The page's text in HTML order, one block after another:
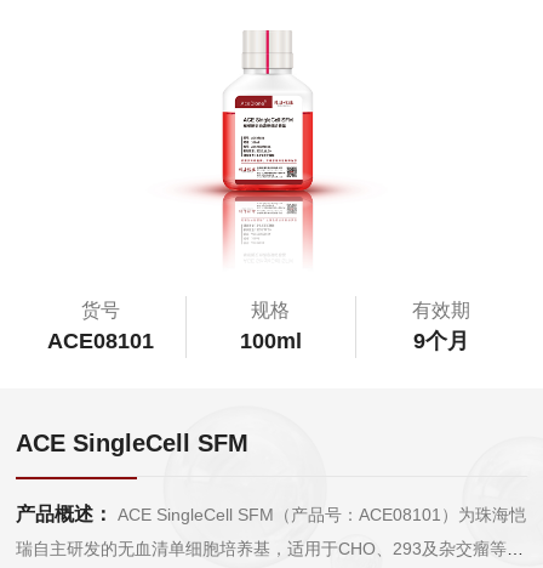
货号
ACE08101
规格
100ml
有效期
9个月
ACE SingleCell SFM
产品概述：
ACE SingleCell SFM（产品号：ACE08101）为珠海恺
瑞自主研发的无血清单细胞培养基，适用于CHO、293及杂交瘤等细